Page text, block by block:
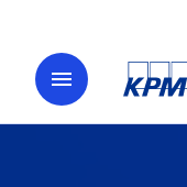
menu